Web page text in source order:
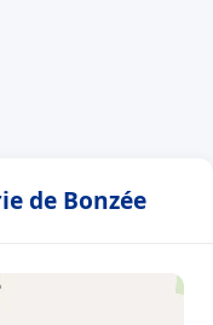
de Bonzée